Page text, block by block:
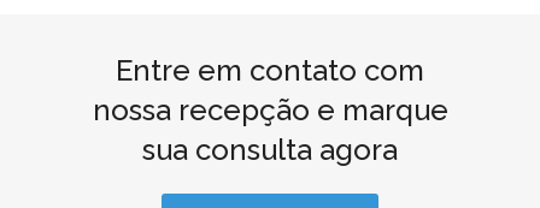
Entre em contato com
nossa recepção e marque
sua consulta agora